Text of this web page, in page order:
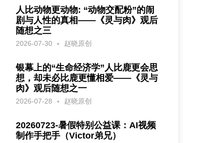
人比动物更动物: “动物交配粉”的闹
剧与人性的真相——《灵与肉》观后
随想之三
2026-07-30 赵晓原创
银幕上的“生命经济学”人比鹿更会思
想，却未必比鹿更懂相爱——《灵与
肉》观后随想之一
2026-07-28 赵晓原创
20260723-暑假特别公益课：AI视频
制作手把手（Victor弟兄）